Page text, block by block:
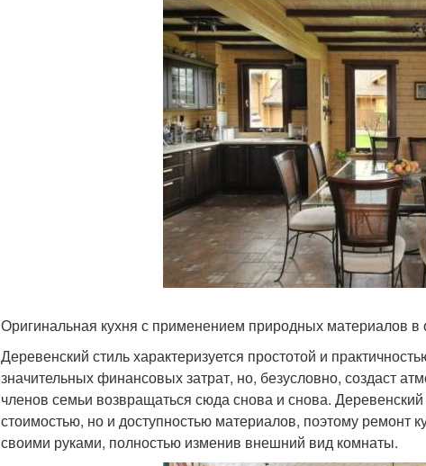
Оригинальная кухня с применением природных материалов в
Деревенский стиль характеризуется простотой и
значительных финансовых затрат, но, безусловно, создаст
членов семьи возвращаться сюда снова и снова. Деревенский
стоимостью, но и доступностью материалов, поэтому ремонт
своими руками, полностью изменив внешний вид комнаты.